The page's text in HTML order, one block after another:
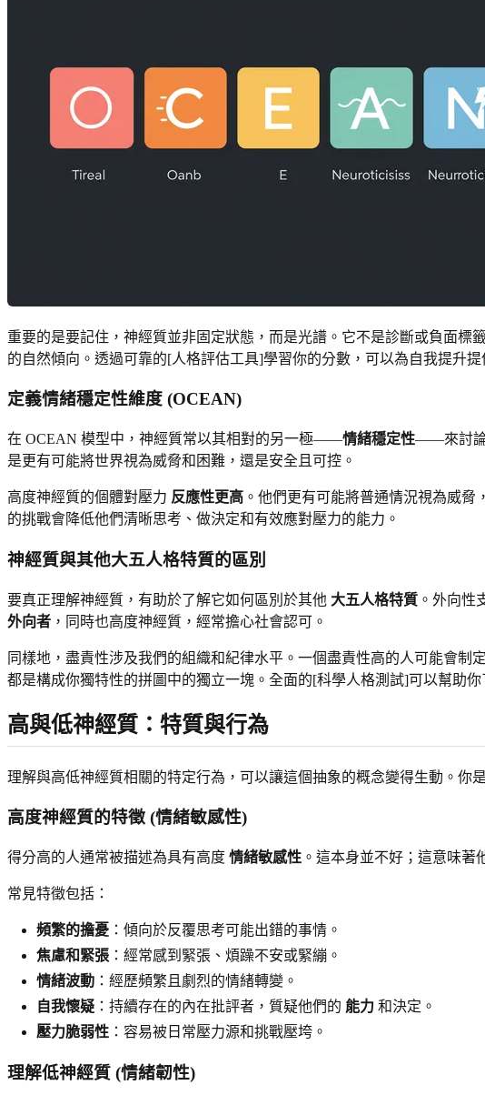
重要的是要記住，神經質並非固定狀態，而是光譜。它不是診斷或負面
的自然傾向。透過可靠的[人格評估工具]學習你的分數，可以為自我提升提
定義情緒穩定性維度 (OCEAN)
在 OCEAN 模型中，神經質常以其相對的另一極——情緒穩定性——來討論
是更有可能將世界視為威脅和困難，還是安全且可控。
高度神經質的個體對壓力 反應性更高 。他們更有可能將普通情況視為威
的挑戰會降低他們清晰思考、做決定和有效應對壓力的能力。
神經質與其他大五人格特質的區別
要真正理解神經質，有助於了解它如何區別於其他 大五人格特質 。外向性
外向者 ，同時也高度神經質，經常擔心社會認可。
同樣地，盡責性涉及我們的組織和紀律水平。一個盡責性高的人可能會
都是構成你獨特性的拼圖中的獨立一塊。全面的[科學人格測試]可以幫助
高與低神經質：特質與行為
理解與高低神經質相關的特定行為，可以讓這個抽象的概念變得生動。你
高度神經質的特徵 (情緒敏感性)
得分高的人通常被描述為具有高度 情緒敏感性 。這本身並不好；這意味著
常見特徵包括：
頻繁的擔憂 ：傾向於反覆思考可能出錯的事情。
焦慮和緊張 ：經常感到緊張、煩躁不安或緊繃。
情緒波動 ：經歷頻繁且劇烈的情緒轉變。
自我懷疑 ：持續存在的內在批評者，質疑他們的 能力 和決定。
壓力脆弱性 ：容易被日常壓力源和挑戰壓垮。
理解低神經質 (情緒韌性)